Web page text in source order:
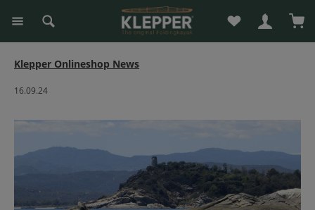
springen Du hast 0
Klepper Onlineshop News
16.09.24